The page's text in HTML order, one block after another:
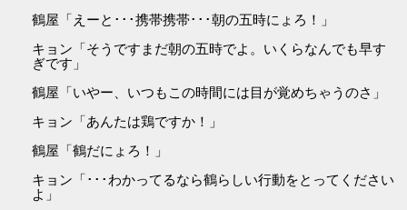
鶴屋「えーと･･･携帯携帯･･･朝の五時にょろ！」
キョン「そうですまだ朝の五時でよ。いくらなんでも早す
ぎです」
鶴屋「いやー、いつもこの時間には目が覚めちゃうのさ」
キョン「あんたは鶏ですか！」
鶴屋「鶴だにょろ！」
キョン「･･･わかってるなら鶴らしい行動をとってください
よ」